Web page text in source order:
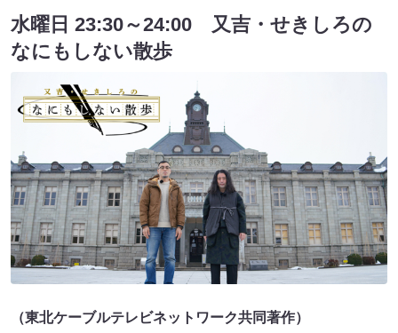
水曜日 23:30～24:00 又吉・せきしろの
なにもしない散歩
（東北ケーブルテレビネットワーク共同著作）